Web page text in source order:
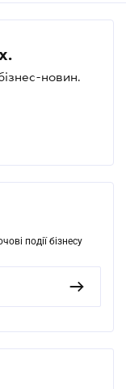
новин.
події бізнесу